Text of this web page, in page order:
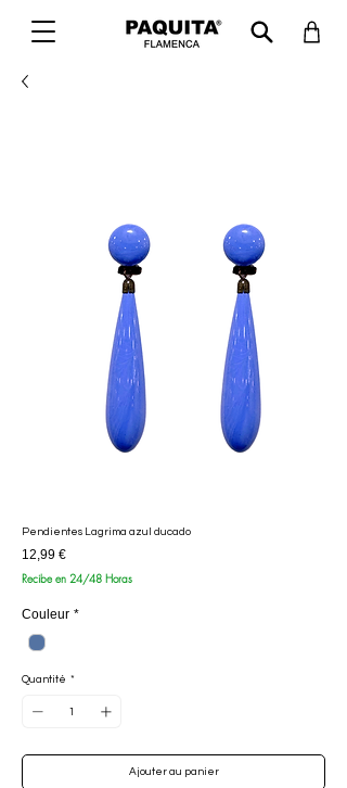
Pendientes Lagrima azul ducado
12,99 €Prix
Recibe en 24/48 Horas
Couleur *
Quantité *
Ajouter au panier